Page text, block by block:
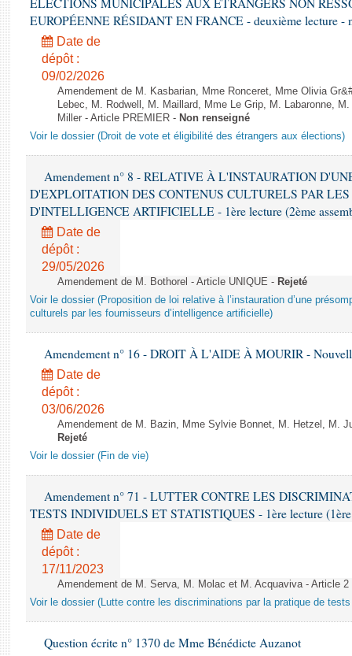
ÉLECTIONS MUNICIPALES AUX ÉTRANGERS NON
EUROPÉENNE RÉSIDANT EN FRANCE - deuxième lecture -
Date de
dépôt :
09/02/2026
Amendement de M. Kasbarian, Mme Ronceret, Mme Olivia
Lebec, M. Rodwell, M. Maillard, Mme Le Grip, M. Labaronne,
Miller - Article PREMIER - Non renseigné
Voir le dossier (Droit de vote et éligibilité des étrangers aux élections)
Amendement n° 8 - RELATIVE À L'INSTAURATION
D'EXPLOITATION DES CONTENUS CULTURELS PAR LES
D'INTELLIGENCE ARTIFICIELLE - 1ère lecture (2ème
Date de
dépôt :
29/05/2026
Amendement de M. Bothorel - Article UNIQUE - Rejeté
Voir le dossier (Proposition de loi relative à l’instauration d’une
culturels par les fournisseurs d’intelligence artificielle)
Amendement n° 16 - DROIT À L'AIDE À MOURIR -
Date de
dépôt :
03/06/2026
Amendement de M. Bazin, Mme Sylvie Bonnet, M. Hetzel, M.
Rejeté
Voir le dossier (Fin de vie)
Amendement n° 71 - LUTTER CONTRE LES
TESTS INDIVIDUELS ET STATISTIQUES - 1ère lecture (1ère
Date de
dépôt :
17/11/2023
Amendement de M. Serva, M. Molac et M. Acquaviva - Article
Voir le dossier (Lutte contre les discriminations par la pratique de
Question écrite n° 1370 de Mme Bénédicte Auzanot